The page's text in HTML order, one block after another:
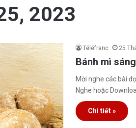
2023
Téléfranc 25
Bánh mì
Mời nghe các bài
Nghe hoặc
Chi tiết »